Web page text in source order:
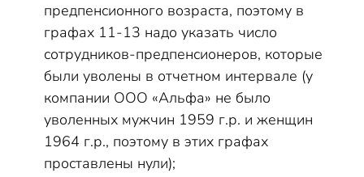
предпенсионного возраста, поэтому в
графах 11-13 надо указать число
сотрудников-предпенсионеров, которые
были уволены в отчетном интервале (у
компании ООО «Альфа» не было
уволенных мужчин 1959 г.р. и женщин
1964 г.р., поэтому в этих графах
проставлены нули);